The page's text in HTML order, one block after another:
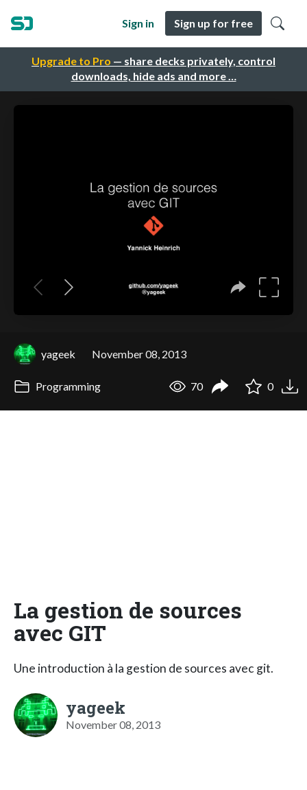
Upgrade to Pro — share decks privately, control
downloads, hide ads and more …
Sign in Sign up for free
yageek November 08, 2013
Programming 70 0
La gestion de sources
avec GIT
Une introduction à la gestion de sources avec git.
yageek
November 08, 2013